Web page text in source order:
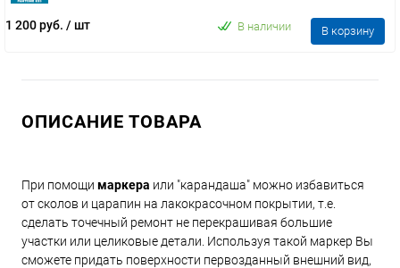
1 200 руб. / шт В наличии В корзину
ОПИСАНИЕ ТОВАРА
При помощи маркера или "карандаша" можно избавиться
от сколов и царапин на лакокрасочном покрытии, т.е.
сделать точечный ремонт не перекрашивая большие
участки или целиковые детали. Используя такой маркер Вы
сможете придать поверхности первозданный внешний вид,